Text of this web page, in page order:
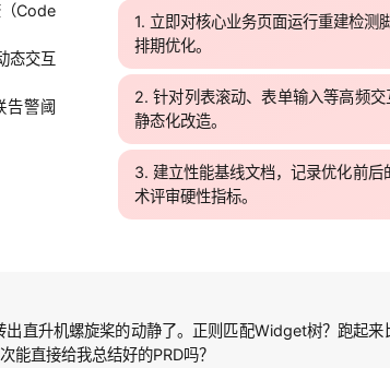
Code
态交互
告警阈
立即对核心业务页面运行重建检测
排期优化。
针对列表滚动、表单输入等高频
静态化改造。
建立性能基线文档，记录优化前
术评审硬性指标。
直升机螺旋桨的动静了。正则匹配Widget树？跑起
能直接给我总结好的PRD吗？